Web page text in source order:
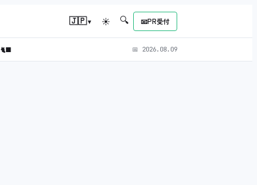
🇯🇵▾ ☀ 🔍 📧PR受付
🐈‍⬛ 📅 2026.08.09